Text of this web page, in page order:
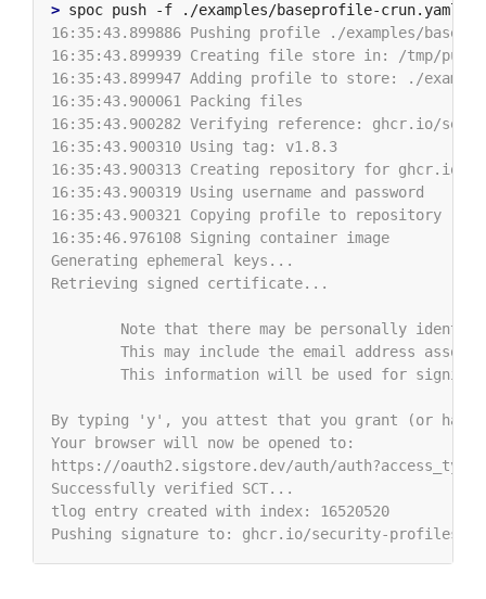
>